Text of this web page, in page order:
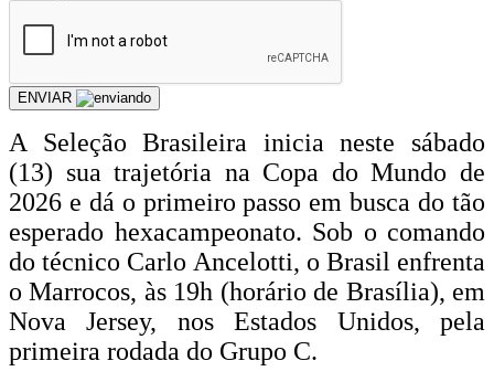
ENVIAR
A Seleção Brasileira inicia neste sábado
(13) sua trajetória na Copa do Mundo de
2026 e dá o primeiro passo em busca do tão
esperado hexacampeonato. Sob o comando
do técnico Carlo Ancelotti, o Brasil enfrenta
o Marrocos, às 19h (horário de Brasília), em
Nova Jersey, nos Estados Unidos, pela
primeira rodada do Grupo C.